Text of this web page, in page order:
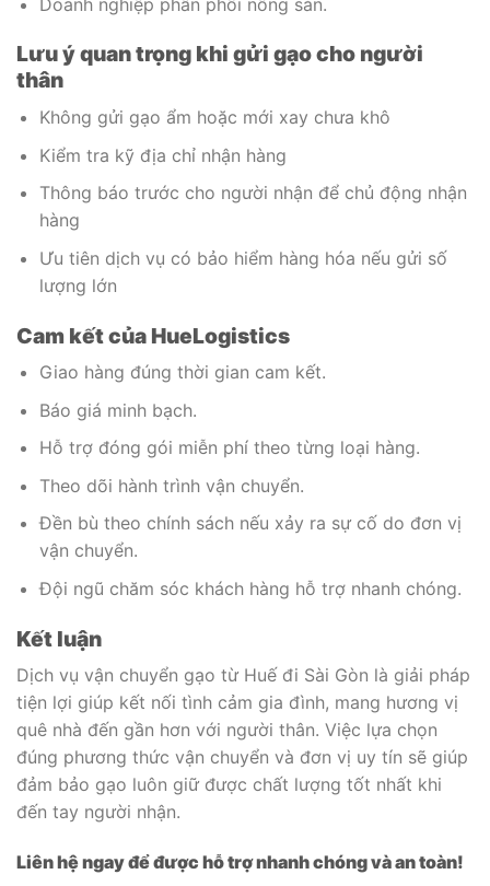
Lưu ý quan trọng khi gửi gạo cho người
thân
Không gửi gạo ẩm hoặc mới xay chưa khô
Kiểm tra kỹ địa chỉ nhận hàng
Thông báo trước cho người nhận để chủ động nhận
hàng
Ưu tiên dịch vụ có bảo hiểm hàng hóa nếu gửi số
lượng lớn
Cam kết của HueLogistics
Giao hàng đúng thời gian cam kết.
Báo giá minh bạch.
Hỗ trợ đóng gói miễn phí theo từng loại hàng.
Theo dõi hành trình vận chuyển.
Đền bù theo chính sách nếu xảy ra sự cố do đơn vị
vận chuyển.
Đội ngũ chăm sóc khách hàng hỗ trợ nhanh chóng.
Kết luận
Dịch vụ vận chuyển gạo từ Huế đi Sài Gòn là giải pháp
tiện lợi giúp kết nối tình cảm gia đình, mang hương vị
quê nhà đến gần hơn với người thân. Việc lựa chọn
đúng phương thức vận chuyển và đơn vị uy tín sẽ giúp
đảm bảo gạo luôn giữ được chất lượng tốt nhất khi
đến tay người nhận.
Liên hệ ngay để được hỗ trợ nhanh chóng và an toàn!